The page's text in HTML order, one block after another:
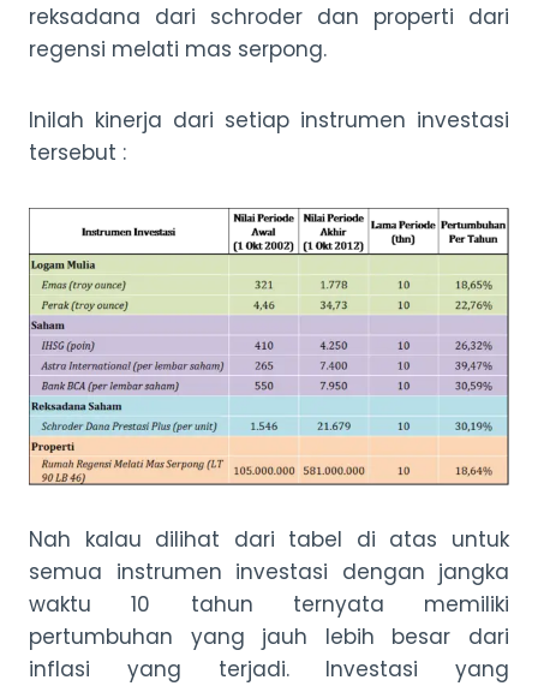
reksadana dari schroder dan properti dari
regensi melati mas serpong.
Inilah kinerja dari setiap instrumen investasi
tersebut :
Nah kalau dilihat dari tabel di atas untuk
semua instrumen investasi dengan jangka
waktu 10 tahun ternyata memiliki
pertumbuhan yang jauh lebih besar dari
inflasi yang terjadi. Investasi yang